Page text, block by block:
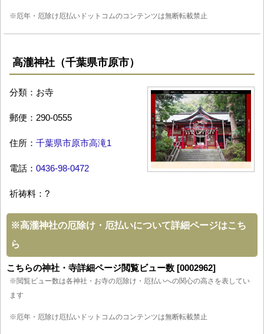
※厄年・厄除け厄払いドットコムのコンテンツは無断転載禁止
高瀧神社（千葉県市原市）
分類：お寺
郵便：290-0555
住所： 千葉県市原市高滝1
電話： 0436-98-0472
祈祷料：?
※高瀧神社の厄除け・厄払いについて詳細ページはこち
ら
こちらの神社・寺詳細ページ閲覧ビュー数 [0002962]
※閲覧ビュー数は各神社・お寺の厄除け・厄払いへの関心の高さを表してい
ます
※厄年・厄除け厄払いドットコムのコンテンツは無断転載禁止